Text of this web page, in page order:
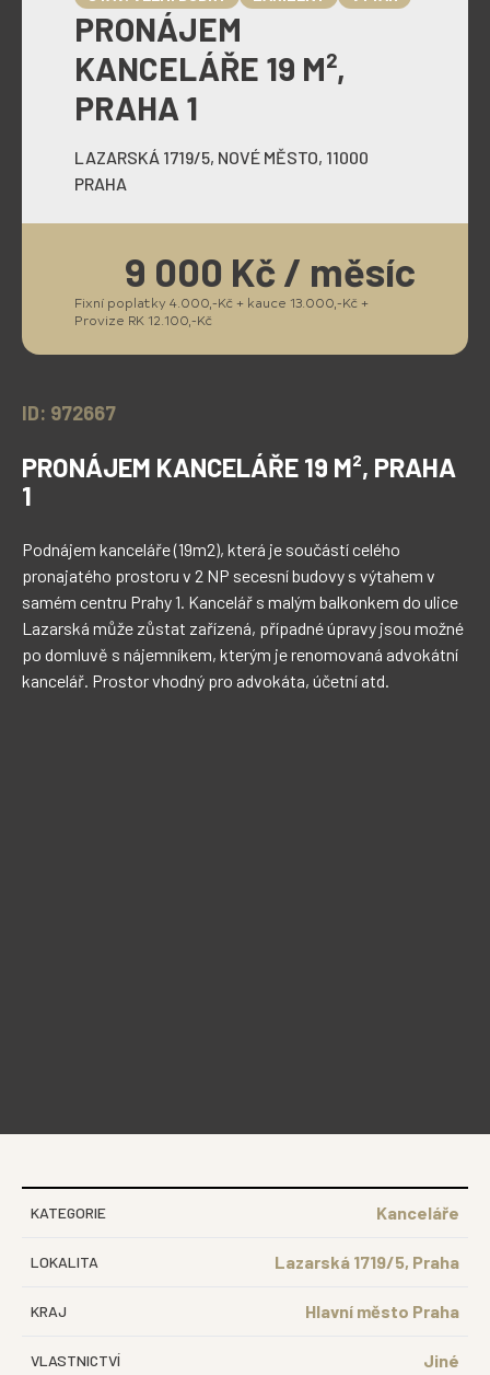
PRONÁJEM
KANCELÁŘE 19 M²,
PRAHA 1
LAZARSKÁ 1719/5, NOVÉ MĚSTO, 11000
PRAHA
Fixní poplatky 4.000,-Kč + kauce 13.000,-Kč +
Provize RK 12.100,-Kč
9 000 Kč / měsíc
ID: 972667
PRONÁJEM KANCELÁŘE 19 M², PRAHA
1
Podnájem kanceláře (19m2), která je součástí celého
pronajatého prostoru v 2 NP secesní budovy s výtahem v
samém centru Prahy 1. Kancelář s malým balkonkem do ulice
Lazarská může zůstat zařízená, případné úpravy jsou možné
po domluvě s nájemníkem, kterým je renomovaná advokátní
kancelář. Prostor vhodný pro advokáta, účetní atd.
KATEGORIE Kanceláře
LOKALITA Lazarská 1719/5, Praha
KRAJ Hlavní město Praha
VLASTNICTVÍ Jiné